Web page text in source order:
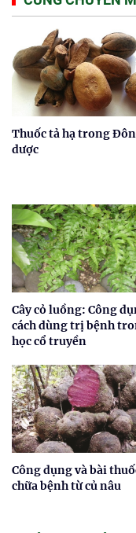
Thuốc tả hạ trong
dược
Cây cỏ luồng: Công
cách dùng trị bệnh
học cổ truyền
Công dụng và bài
chữa bệnh từ củ nâu